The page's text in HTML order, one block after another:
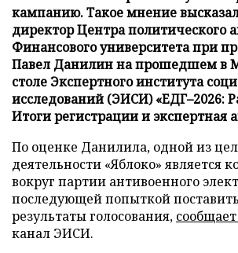
кампанию. Такое мнение
директор Центра политического
Финансового университета при
Павел Данилин на прошедшем в
столе Экспертного института
исследований (ЭИСИ) «ЕДГ–2026:
Итоги регистрации и экспертная
По оценке Данилила, одной из
деятельности «Яблоко» является
вокруг партии антивоенного
последующей попыткой
результаты голосования, сообщает
канал ЭИСИ.